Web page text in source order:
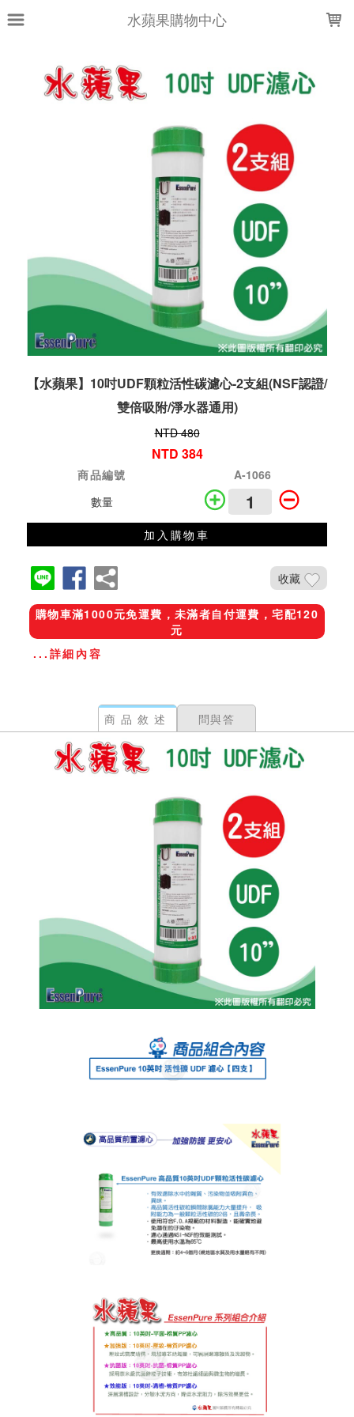
水蘋果購物中心
【水蘋果】10吋UDF顆粒活性碳濾心-2支組(NSF認證/
雙倍吸附/淨水器通用)
NTD 480
NTD 384
商品編號
A-1066
數量
加入購物車
收藏
購物車滿1000元免運費，未滿者自付運費，宅配120
元
...詳細內容
商品敘述 問與答